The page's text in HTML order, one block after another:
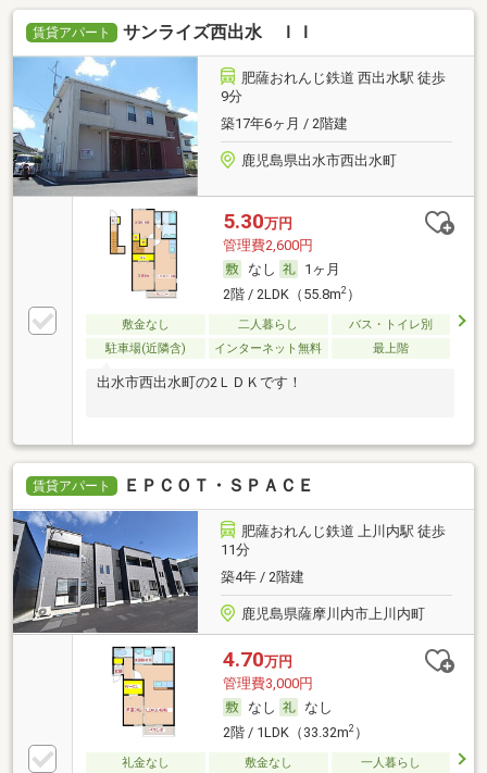
賃貸アパート サンライズ西出水 ＩＩ
肥薩おれんじ鉄道 西出水駅 徒歩
9分
築17年6ヶ月 / 2階建
鹿児島県出水市西出水町
5.30万円
管理費2,600円
なし
1ヶ月
2階 / 2LDK（55.8m2）
敷金なし 二人暮らし
バス・トイレ別
駐車場(近隣含)
インターネット無料 最上階
出水市西出水町の2ＬＤＫです！
賃貸アパート ＥＰＣＯＴ・ＳＰＡＣＥ
肥薩おれんじ鉄道 上川内駅 徒歩
11分
築4年 / 2階建
鹿児島県薩摩川内市上川内町
4.70万円
管理費3,000円
なし
なし
2階 / 1LDK（33.32m2）
礼金なし 敷金なし
一人暮らし